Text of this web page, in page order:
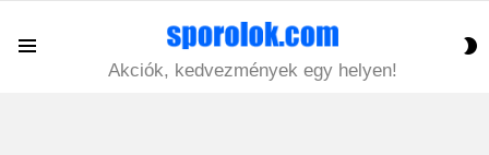
Akciók, kedvezmények egy helyen!